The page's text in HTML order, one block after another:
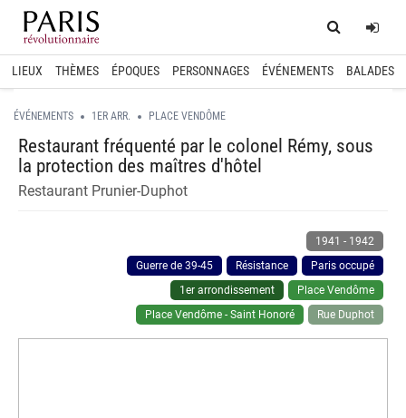
Home
LIEUX THÈMES ÉPOQUES PERSONNAGES ÉVÉNEMENTS BALADES
ÉVÉNEMENTS 1ER ARR. PLACE VENDÔME
Restaurant fréquenté par le colonel Rémy, sous
la protection des maîtres d'hôtel
Restaurant Prunier-Duphot
1941 - 1942
Guerre de 39-45
Résistance
Paris occupé
1er arrondissement
Place Vendôme
Place Vendôme - Saint Honoré
Rue Duphot